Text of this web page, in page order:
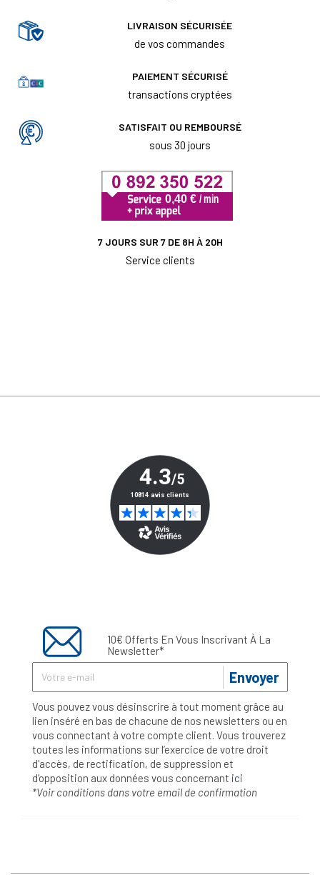
LIVRAISON SÉCURISÉE
de vos commandes
PAIEMENT SÉCURISÉ
transactions cryptées
SATISFAIT OU REMBOURSÉ
sous 30 jours
7 JOURS SUR 7 DE 8H À 20H
Service clients
10€ Offerts En Vous Inscrivant À La
Newsletter*
Envoyer
Vous pouvez vous désinscrire à tout moment grâce au
lien inséré en bas de chacune de nos newsletters ou en
vous connectant à votre compte client. Vous trouverez
toutes les informations sur l’exercice de votre droit
d'accès, de rectification, de suppression et
d'opposition aux données vous concernant ici
*Voir conditions dans votre email de confirmation